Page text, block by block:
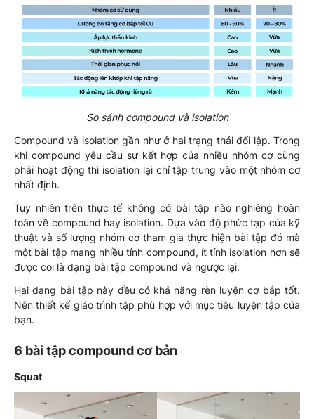
So sánh compound và isolation
Compound và isolation gần như ở hai trạng thái đối lập. Trong
khi compound yêu cầu sự kết hợp của nhiều nhóm cơ cùng
phải hoạt động thì isolation lại chỉ tập trung vào một nhóm cơ
nhất định.
Tuy nhiên trên thực tế không có bài tập nào nghiêng hoàn
toàn về compound hay isolation. Dựa vào độ phức tạp của kỹ
thuật và số lượng nhóm cơ tham gia thực hiện bài tập đó mà
một bài tập mang nhiều tính compound, ít tính isolation hơn sẽ
được coi là dạng bài tập compound và ngược lại.
Hai dạng bài tập này đều có khả năng rèn luyện cơ bắp tốt.
Nên thiết kế giáo trình tập phù hợp với mục tiêu luyện tập của
bạn.
6 bài tập compound cơ bản
Squat